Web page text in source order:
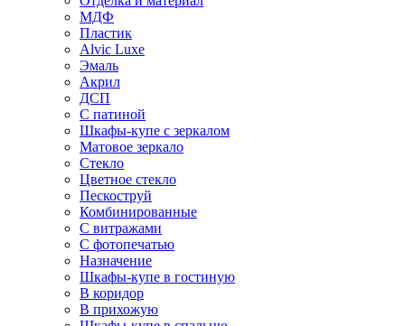
МДФ
Пластик
Alvic Luxe
Эмаль
Акрил
ДСП
С патиной
Шкафы-купе с зеркалом
Матовое зеркало
Стекло
Цветное стекло
Пескоструй
Комбинированные
С витражами
С фотопечатью
Назначение
Шкафы-купе в гостиную
В коридор
В прихожую